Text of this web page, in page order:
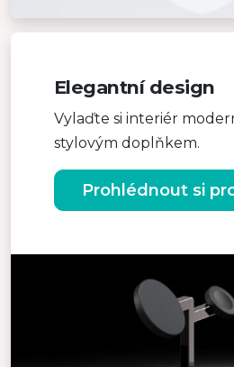
Elegantní design
Vylaďte si interiér
stylovým doplňkem.
Prohlédnout si